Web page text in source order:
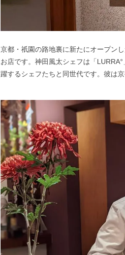
京都・祇園の路地裏に新たにオープン
お店です。神田風太シェフは「
躍するシェフたちと同世代です。彼は